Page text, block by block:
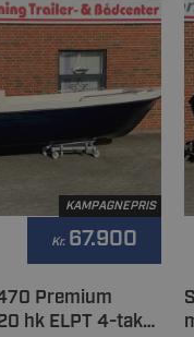
KAMPAGNEPRIS
Kr. 67.900
Premium
hk ELPT 4-takt